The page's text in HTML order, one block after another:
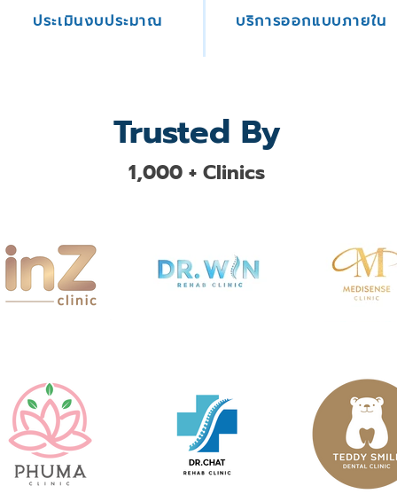
ประเมินงบประมาณ บริการออกแบบภายใน
Trusted By
1,000 + Clinics